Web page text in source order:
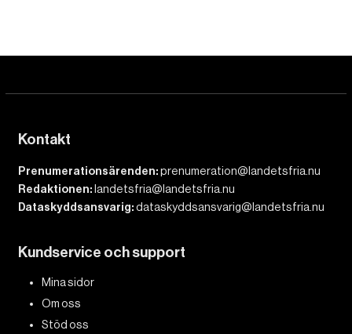
Kontakt
Prenumerationsärenden:prenumeration@landetsfria.nu
Redaktionen: landetsfria@landetsfria.nu
Dataskyddsansvarig:dataskyddsansvarig@landetsfria.nu
Kundservice och support
Mina sidor
Om oss
Stöd oss